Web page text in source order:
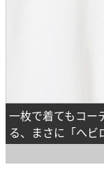
一枚で着てもコー
る、まさに「ヘビ